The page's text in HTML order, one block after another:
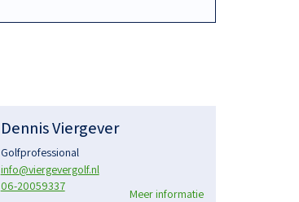
Dennis Viergever
Golfprofessional
info@viergevergolf.nl
06-20059337
Meer informatie